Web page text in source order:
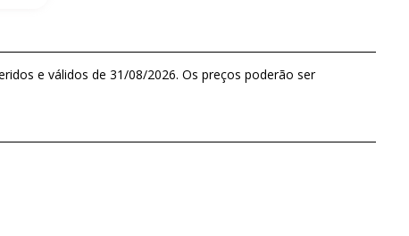
e válidos de 31/08/2026. Os preços poderão ser